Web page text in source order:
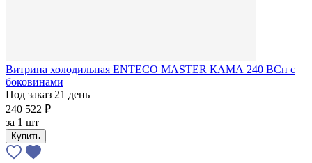
Витрина холодильная ENTECO MASTER КАМА 240 BCн с
боковинами
Под заказ 21 день
240 522 ₽
за 1 шт
Купить